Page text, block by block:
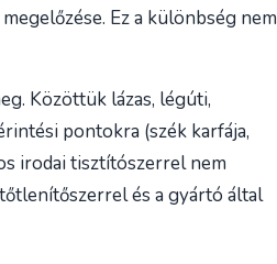
Ez a különbség nem
Közöttük lázas, légúti,
pontokra (szék karfája,
irodai tisztítószerrel nem
és a gyártó által